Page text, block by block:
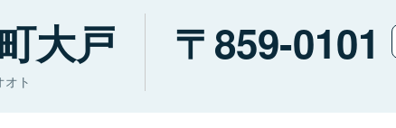
大戸
オト
859-0101